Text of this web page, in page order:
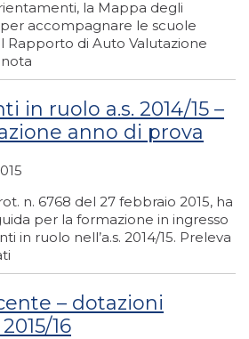
la Mappa degli
accompagnare le scuole
Rapporto di Auto Valutazione
nota
in ruolo a.s. 2014/15 –
anno di prova
n. 6768 del 27 febbraio 2015, ha
per la formazione in ingresso
in ruolo nell’a.s. 2014/15. Preleva
– dotazioni
16